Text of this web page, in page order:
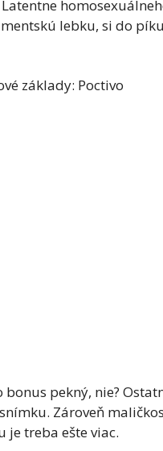
lebku, si do píku
základy: Poctivo
pekný, nie?
Zároveň
je treba ešte viac.